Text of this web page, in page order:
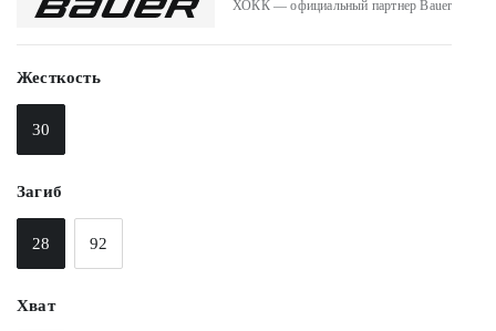
ХОКК — официальный партнер Bauer
Жесткость
30
Загиб
28 92
Хват